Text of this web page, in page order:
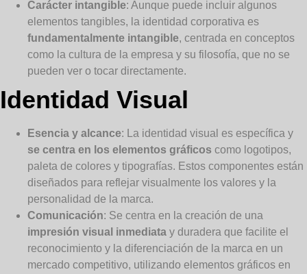
Carácter intangible: Aunque puede incluir algunos
elementos tangibles, la identidad corporativa es
fundamentalmente intangible, centrada en conceptos
como la cultura de la empresa y su filosofía, que no se
pueden ver o tocar directamente.
Identidad Visual
Esencia y alcance: La identidad visual es específica y
se centra en los elementos gráficos como logotipos,
paleta de colores y tipografías. Estos componentes están
diseñados para reflejar visualmente los valores y la
personalidad de la marca.
Comunicación: Se centra en la creación de una
impresión visual inmediata y duradera que facilite el
reconocimiento y la diferenciación de la marca en un
mercado competitivo, utilizando elementos gráficos en